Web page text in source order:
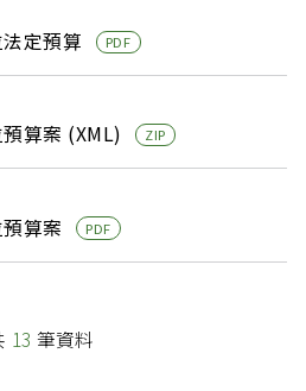
定預算 PDF
算案 (XML) ZIP
算案 PDF
13 筆資料